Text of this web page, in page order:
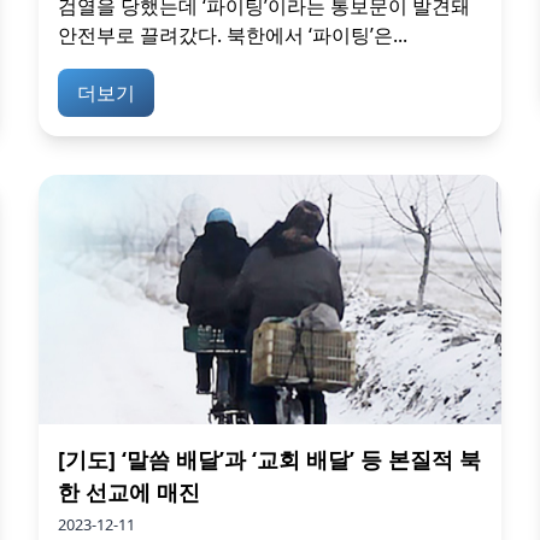
검열을 당했는데 ‘파이팅’이라는 통보문이 발견돼
안전부로 끌려갔다. 북한에서 ‘파이팅’은...
더보기
[기도] ‘말씀 배달’과 ‘교회 배달’ 등 본질적 북
한 선교에 매진
2023-12-11